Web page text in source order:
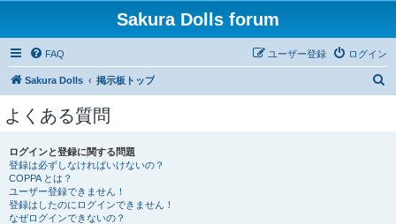
Sakura Dolls forum
FAQ ログイン
ユーザー登録
Sakura Dolls 掲示板トップ
よくある質問
ログインと登録に関する問題
登録は必ずしなければいけないの？
COPPA とは？
ユーザー登録できません！
登録はしたのにログインできません！
なぜログインできないの？